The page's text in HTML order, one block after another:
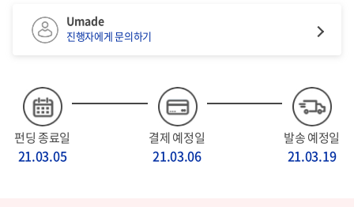
펀딩 종료일
21.03.05
결제 예정일
21.03.06
발송 예정일
21.03.19
Umade
진행자에게 문의하기